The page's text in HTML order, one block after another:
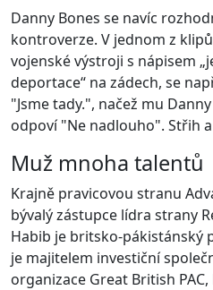
Danny Bones se navíc
kontroverze. V jednom z
vojenské výstroji s nápisem
deportace“ na zádech, se
"Jsme tady.", načež mu
odpoví "Ne nadlouho". Střih
Muž mnoha talentů
Krajně pravicovou stranu
bývalý zástupce lídra strany
Habib je britsko-pákistánský
je majitelem investiční
organizace Great British